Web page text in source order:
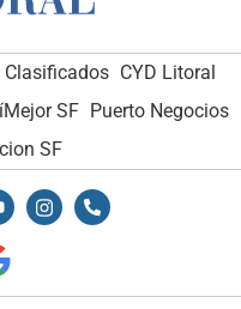
Clasificados CYD Litoral
SF Puerto Negocios
SF